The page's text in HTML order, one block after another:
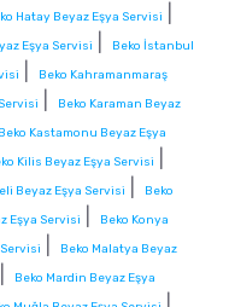
Hatay Beyaz Eşya Servisi
Eşya Servisi
Beko İstanbul
Beko Kahramanmaraş
Beko Karaman Beyaz
Beko Kastamonu Beyaz Eşya
Kilis Beyaz Eşya Servisi
Beyaz Eşya Servisi
Beko
Eşya Servisi
Beko Konya
Beko Malatya Beyaz
Beko Mardin Beyaz Eşya